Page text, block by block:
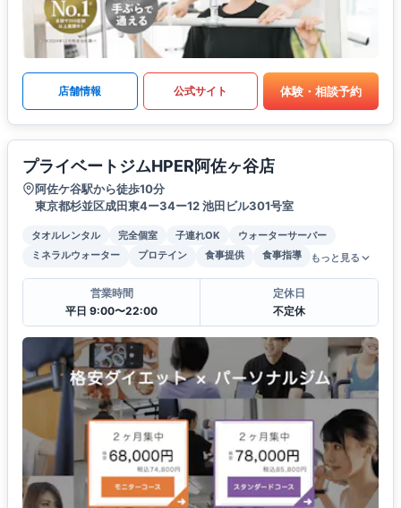
店舗情報 公式サイト 体験・相談予約
プライベートジムHPER阿佐ヶ谷店
阿佐ケ谷駅から徒歩10分
東京都杉並区成田東4ー34ー12 池田ビル301号室
タオルレンタル 完全個室 子連れOK
ウォーターサーバー
ミネラルウォーター
プロテイン 食事提供 食事指導 もっと見る
営業時間
平日 9:00〜22:00
定休日
不定休